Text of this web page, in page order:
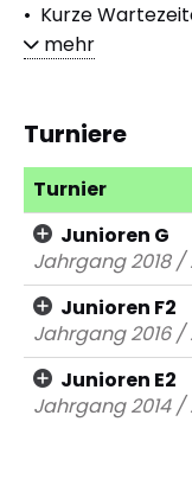
• Kurze
mehr
Turniere
Turnier
Junioren G
Jahrgang 2018 /
Junioren F2
Jahrgang 2016 /
Junioren E2
Jahrgang 2014 /